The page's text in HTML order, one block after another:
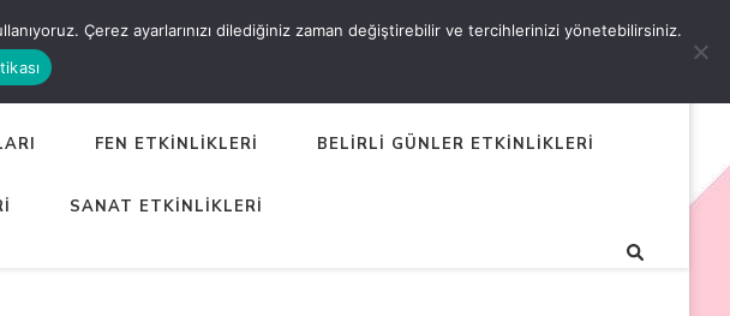
FEN ETKİNLİKLERİ BELİRLİ GÜNLER ETKİNLİKLERİ
SANAT ETKİNLİKLERİ
Çerez ayarlarınızı dilediğiniz zaman değiştirebilir ve tercihlerinizi yönetebilirsiniz.